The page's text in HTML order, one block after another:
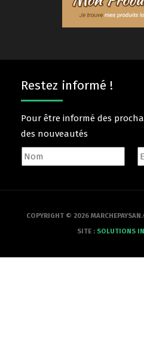
Restez informé !
Pour être informé des
des nouveautés
COPYRIGHT © 2026
SITE : SOLUTIONS